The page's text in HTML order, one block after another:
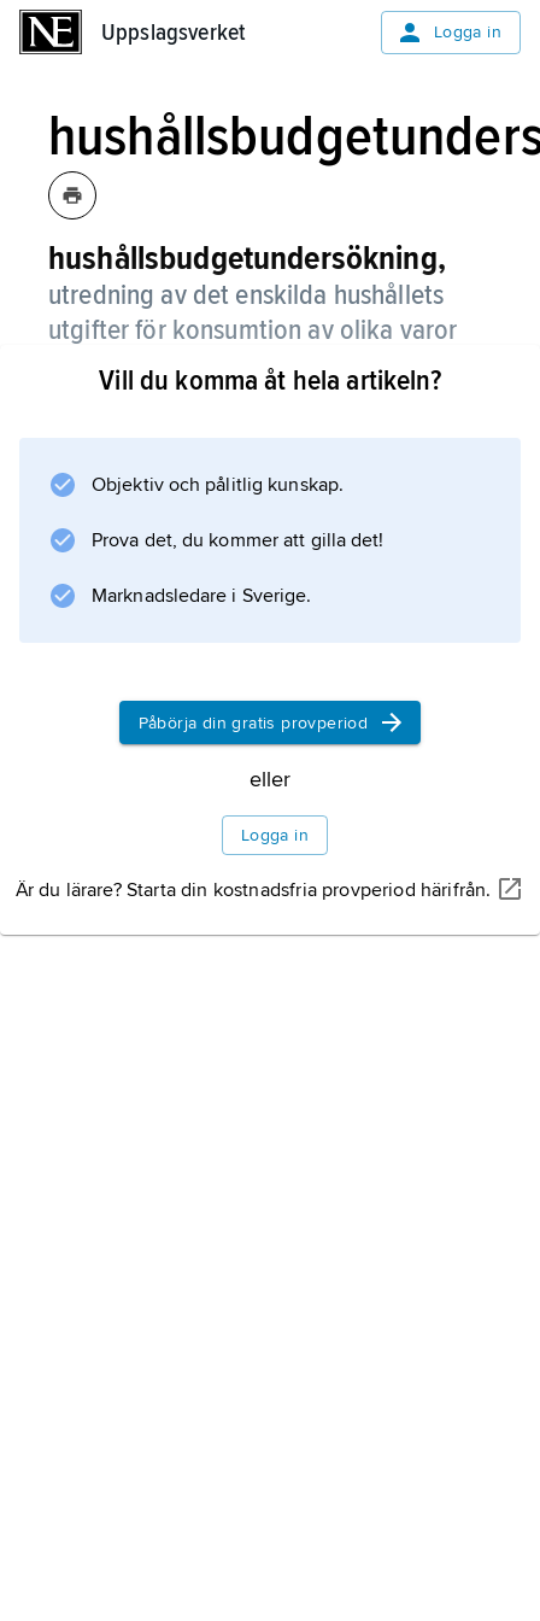
Uppslagsverket Logga in
hushållsbudgetundersökning,
utredning av det enskilda hushållets
utgifter för konsumtion av olika varor
och tjänster.
och bostadsförhållanden. Syftet är att redovisa
konsumtionsvaror och tjänster i det dagliga
livet relaterat till olika typer av hushåll och
disponibel inkomst.
Information om artikeln
Vill du komma åt hela artikeln?
Objektiv och pålitlig kunskap.
Prova det, du kommer att gilla det!
Marknadsledare i Sverige.
Påbörja din gratis provperiod
eller
Logga in
Är du lärare? Starta din kostnadsfria provperiod härifrån.